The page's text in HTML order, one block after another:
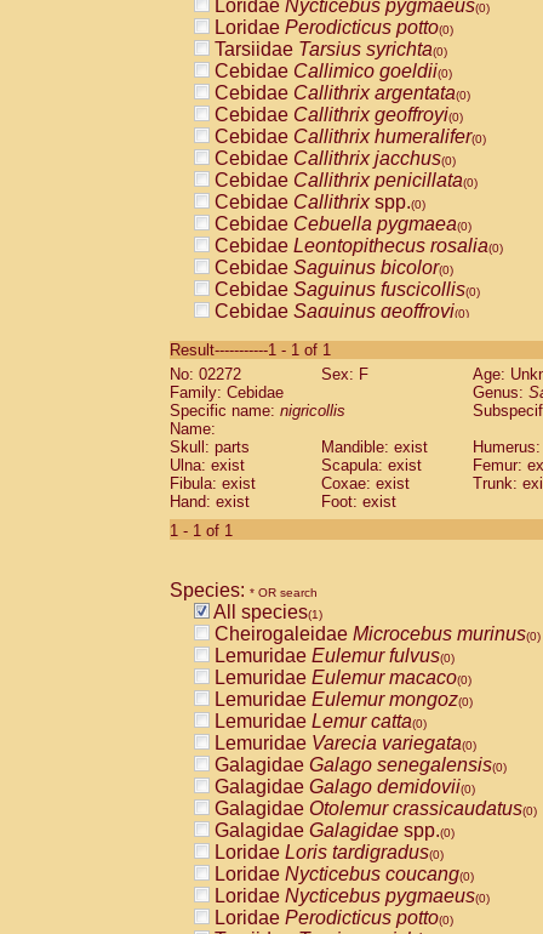
Loridae Nycticebus pygmaeus(0)
Loridae Perodicticus potto(0)
Tarsiidae Tarsius syrichta(0)
Cebidae Callimico goeldii(0)
Cebidae Callithrix argentata(0)
Cebidae Callithrix geoffroyi(0)
Cebidae Callithrix humeralifer(0)
Cebidae Callithrix jacchus(0)
Cebidae Callithrix penicillata(0)
Cebidae Callithrixspp.(0)
Cebidae Cebuella pygmaea(0)
Cebidae Leontopithecus rosalia(0)
Cebidae Saguinus bicolor(0)
Cebidae Saguinus fuscicollis(0)
Cebidae Saguinus geoffroyi(0)
CebidaeSaguinus labiatus(0)
Cebidae Saguinus leucopus (0)
Cebidae
CebidaeSaguinus mystax
Cebidae Saguinus nigricollis (1)
Cebidae Saguinus oedipus
Cebidae Saguinus weddelli
Cebidae Saguinusspp.
Cebidae
CebidaeCebus capucinus
CebidaeCebus nigrivittatus
CebidaeCebus spp.(0)
CebidaeSaimiri boliviensis(0)
CebidaeSaimiri sciureus(0)
AtelidaeAlouatta caraya(0)
AtelidaeAlouatta fusca(0)
AtelidaeAlouatta seniculus(0)
AtelidaeAlouattaspp.(0)
AtelidaeAteles belzebuth(0)
AtelidaeAteles geoffroyi(0)
AtelidaeAteles paniscus(0)
AtelidaeAtelesspp.(0)
AtelidaeLagothrix lagothricha(0)
AtelidaeLagothrix lagothricha cana
PitheciidaeCacajao calvus
Result-----------1 - 1 of 1
No: 02272
Sex: F
Age:
Family: Cebidae
Genus:
Specific name: nigricollis
Name:
Skull: parts
Mandible: exist
Ulna: exist
Scapula: exist
Femur:
Fibula: exist
Coxae: exist
Trunk:
Hand: exist
Foot: exist
1 - 1 of 1
Species: * OR search
All species(1)
Cheirogaleidae Microcebus murinus(0)
Lemuridae Eulemur fulvus(0)
Lemuridae Eulemur macaco(0)
Lemuridae Eulemur mongoz(0)
Lemuridae Lemur catta(0)
Lemuridae Varecia variegata(0)
Galagidae Galago senegalensis(0)
Galagidae Galago demidovii(0)
Galagidae Otolemur crassicaudatus(0)
Galagidae Galagidae spp.(0)
Loridae Loris tardigradus(0)
Loridae Nycticebus coucang(0)
Loridae Nycticebus pygmaeus(0)
Loridae Perodicticus potto(0)